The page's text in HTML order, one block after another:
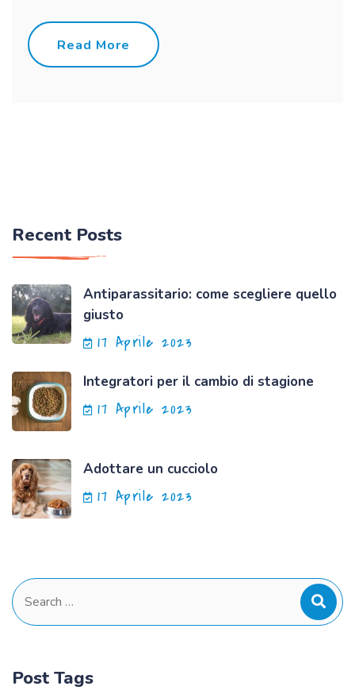
Read More
Recent Posts
Antiparassitario: come scegliere quello
giusto
17 Aprile 2023
Integratori per il cambio di stagione
17 Aprile 2023
Adottare un cucciolo
17 Aprile 2023
Search
for:
Post Tags